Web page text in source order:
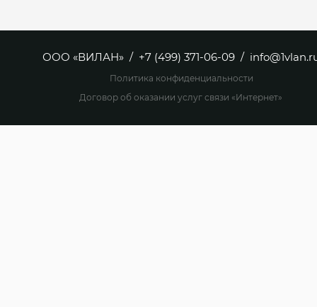
ООО «ВИЛАН» / +7 (499) 371-06-09 /
Политика конфиденциальности
Договор об оказании услуг связи «Интернет»